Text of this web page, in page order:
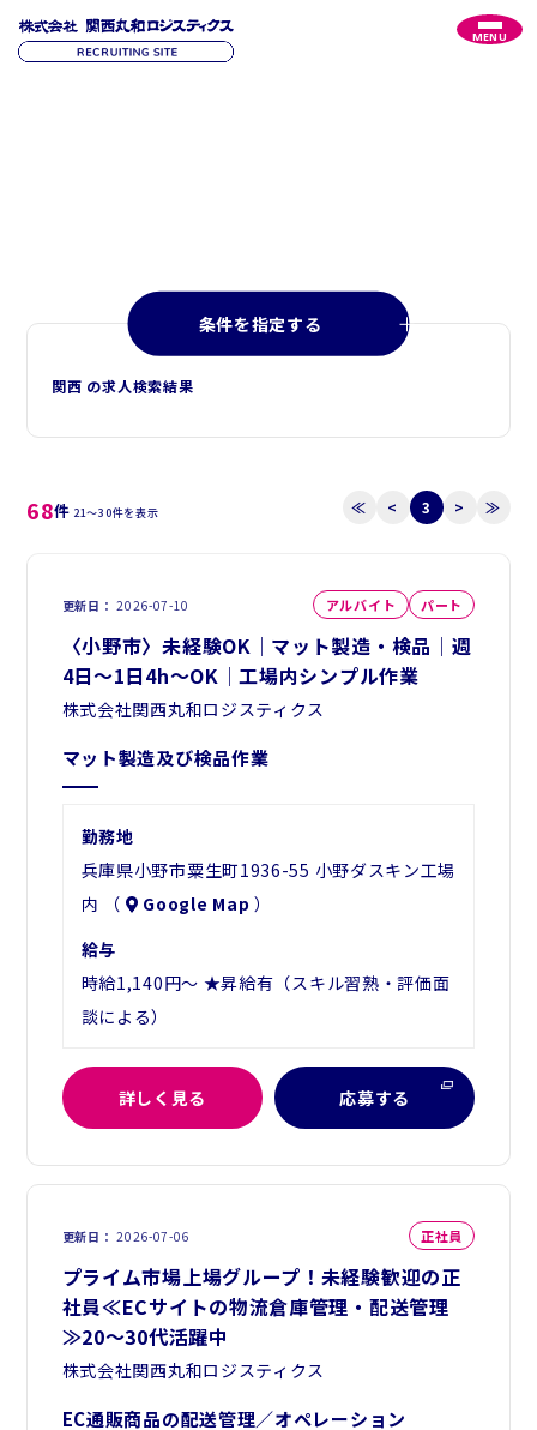
MENU
条件を指定する
関西 の求人検索結果
68件 21～30件を表示 ≪ < 3 > ≫
更新日 2026-07-10 アルバイト パート
〈小野市〉未経験OK│マット製造・検品│週
4日～1日4h～OK│工場内シンプル作業
株式会社関西丸和ロジスティクス
マット製造及び検品作業
勤務地
兵庫県小野市粟生町1936-55 小野ダスキン工場
内 （
Google Map ）
給与
時給1,140円～ ★昇給有（スキル習熟・評価面
談による）
詳しく見る 応募する
更新日 2026-07-06 正社員
プライム市場上場グループ！未経験歓迎の正
社員≪ECサイトの物流倉庫管理・配送管理
≫20～30代活躍中
株式会社関西丸和ロジスティクス
EC通販商品の配送管理／オペレーション